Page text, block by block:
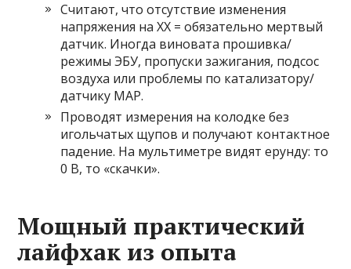
Считают, что отсутствие изменения
напряжения на ХХ = обязательно мертвый
датчик. Иногда виновата прошивка/
режимы ЭБУ, пропуски зажигания, подсос
воздуха или проблемы по катализатору/
датчику MAP.
Проводят измерения на колодке без
игольчатых щупов и получают контактное
падение. На мультиметре видят ерунду: то
0 В, то «скачки».
Мощный практический
лайфхак из опыта